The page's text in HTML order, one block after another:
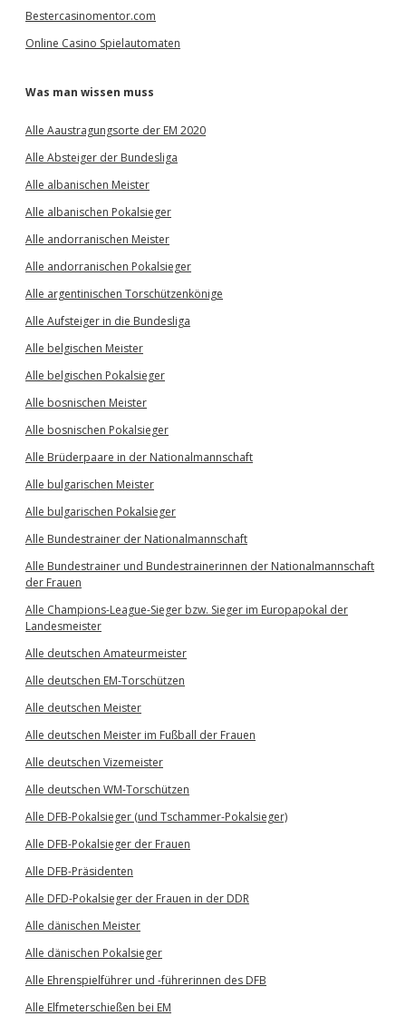
Bestercasinomentor.com
Online Casino Spielautomaten
Was man wissen muss
Alle Aaustragungsorte der EM 2020
Alle Absteiger der Bundesliga
Alle albanischen Meister
Alle albanischen Pokalsieger
Alle andorranischen Meister
Alle andorranischen Pokalsieger
Alle argentinischen Torschützenkönige
Alle Aufsteiger in die Bundesliga
Alle belgischen Meister
Alle belgischen Pokalsieger
Alle bosnischen Meister
Alle bosnischen Pokalsieger
Alle Brüderpaare in der Nationalmannschaft
Alle bulgarischen Meister
Alle bulgarischen Pokalsieger
Alle Bundestrainer der Nationalmannschaft
Alle Bundestrainer und Bundestrainerinnen der Nationalmannschaft
der Frauen
Alle Champions-League-Sieger bzw. Sieger im Europapokal der
Landesmeister
Alle deutschen Amateurmeister
Alle deutschen EM-Torschützen
Alle deutschen Meister
Alle deutschen Meister im Fußball der Frauen
Alle deutschen Vizemeister
Alle deutschen WM-Torschützen
Alle DFB-Pokalsieger (und Tschammer-Pokalsieger)
Alle DFB-Pokalsieger der Frauen
Alle DFB-Präsidenten
Alle DFD-Pokalsieger der Frauen in der DDR
Alle dänischen Meister
Alle dänischen Pokalsieger
Alle Ehrenspielführer und -führerinnen des DFB
Alle Elfmeterschießen bei EM